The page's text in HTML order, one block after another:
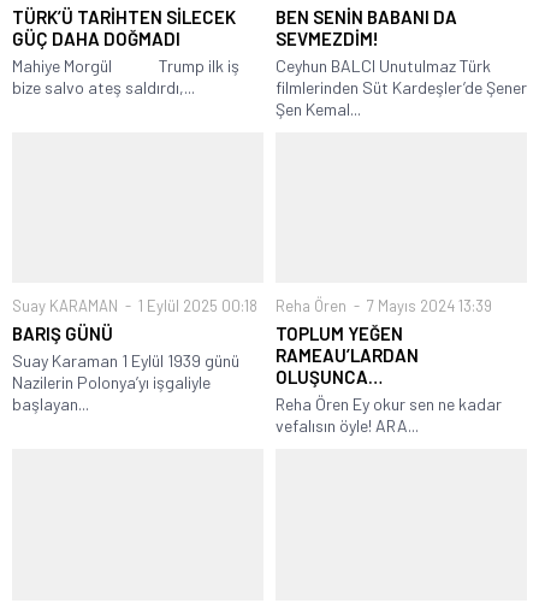
TÜRK’Ü TARİHTEN SİLECEK
GÜÇ DAHA DOĞMADI
Mahiye Morgül Trump ilk iş
bize salvo ateş saldırdı,...
BEN SENİN BABANI DA
SEVMEZDİM!
Ceyhun BALCI Unutulmaz Türk
filmlerinden Süt Kardeşler’de Şener
Şen Kemal...
Suay KARAMAN 1 Eylül 2025 00:18
BARIŞ GÜNÜ
Suay Karaman 1 Eylül 1939 günü
Nazilerin Polonya’yı işgaliyle
başlayan...
Reha Ören 7 Mayıs 2024 13:39
TOPLUM YEĞEN
RAMEAU’LARDAN
OLUŞUNCA…
Reha Ören Ey okur sen ne kadar
vefalısın öyle! ARA...